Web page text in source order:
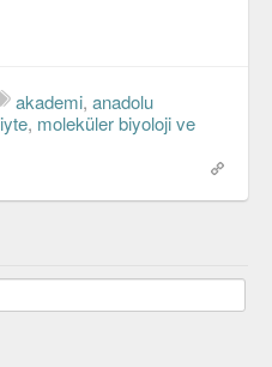
akademi, anadolu
iyte, moleküler biyoloji ve